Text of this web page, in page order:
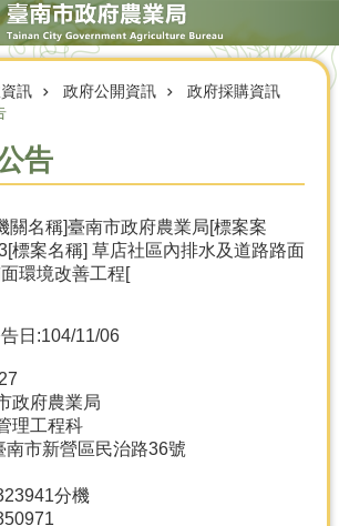
訊 政府公開資訊
政府採購資訊
告
關名稱]臺南市政府農業局[標案案
標案名稱] 草店社區內排水及道路路面
環境改善工程[
日:104/11/06
政府農業局
理工程科
南市新營區民治路36號
分機